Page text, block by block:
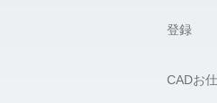
登録
CADお